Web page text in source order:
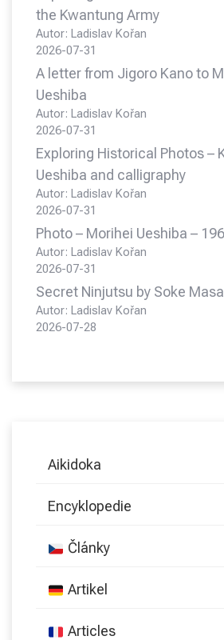
the Kwantung Army
Autor: Ladislav Kořan
2026-07-31
A letter from Jigoro Kano to
Ueshiba
Autor: Ladislav Kořan
2026-07-31
Exploring Historical Photos –
Ueshiba and calligraphy
Autor: Ladislav Kořan
2026-07-31
Photo – Morihei Ueshiba –
Autor: Ladislav Kořan
2026-07-31
Secret Ninjutsu by Soke
Autor: Ladislav Kořan
2026-07-28
Aikidoka
Encyklopedie
Články
Artikel
Articles